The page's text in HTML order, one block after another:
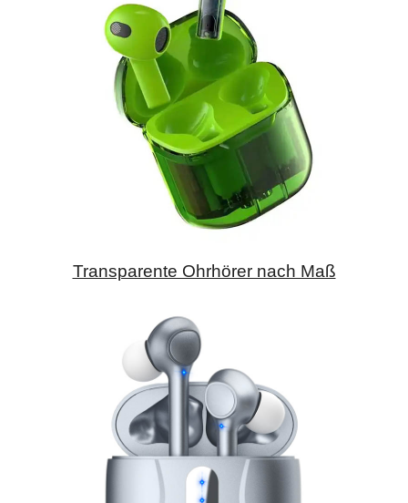
Transparente Ohrhörer nach Maß